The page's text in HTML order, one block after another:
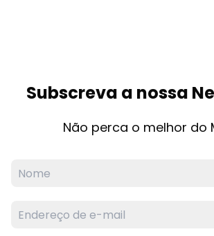
Subscreva a nossa
Não perca o melhor do